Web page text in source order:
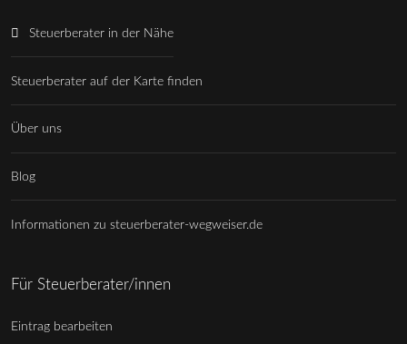
Steuerberater in der Nähe
Steuerberater auf der Karte finden
Über uns
Blog
Informationen zu steuerberater-wegweiser.de
Für Steuerberater/innen
Eintrag bearbeiten